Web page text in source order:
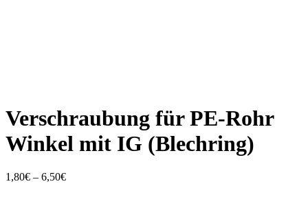
Verschraubung für PE-Rohr
Winkel mit IG (Blechring)
1,80€ – 6,50€Preisspanne: